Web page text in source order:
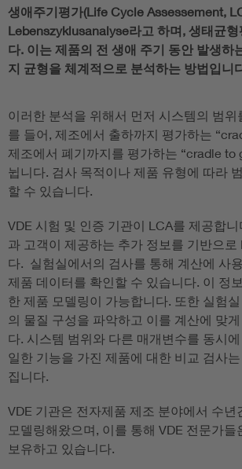
생애주기평가(Life Cycle Assessement,
Lebenszyklusanalyse라고 하며, 생태균
다. 이는 제품의 전 생애 주기 동안 발생하
지 균형을 체계적으로 분석하는 방법입니
이러한 분석을 위해서 먼저 시스템의 범위
를 들어, 제조에서 출하까지 평가하는
제조에서 폐기까지를 평가하는 “cradle to
뉩니다. 검사 목적이나 제품 유형에 따라
할 수 있습니다.
VDE 시험 및 인증 기관이 LCA를 제공합
과 고객이 제공하는 추가 정보를 기반으로
다. 실험실에서의 검사를 통해 계산에 사
제품 데이터를 확인할 수 있습니다. 이 정
한 제품 모델링이 가능합니다. 또한 실험
의 물질 구성을 파악하고 이를 계산에 맞
다. 시스템 범위와 다른 매개변수를 동시
일한 기능을 가진 제품에 대한 비교 검사
집니다.
VDE 기관은 전자제품 제조 분야에서 수년
모델링해왔으며, 이를 통해 VDE 전문가들
보유하고 있습니다.